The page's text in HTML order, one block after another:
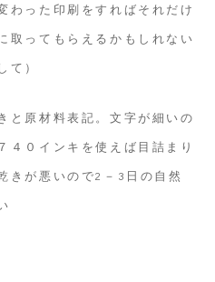
わった印刷をすればそれだけ
取ってもらえるかもしれない
て）
と原材料表記。文字が細いの
４０インキを使えば目詰まり
きが悪いので2－3日の自然